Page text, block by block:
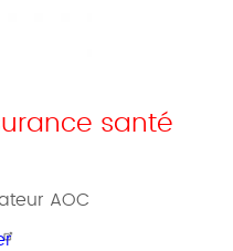
santé
AOC